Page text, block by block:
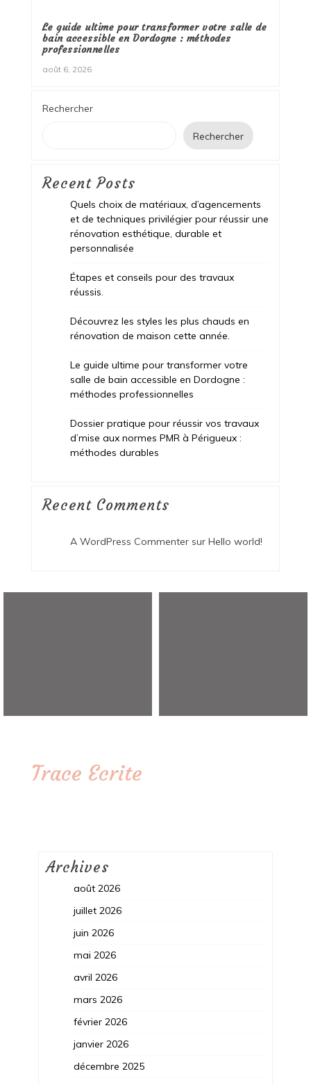
Le guide ultime pour transformer votre salle de
bain accessible en Dordogne : méthodes
professionnelles
août 6, 2026
Rechercher
Rechercher
Recent Posts
Quels choix de matériaux, d’agencements
et de techniques privilégier pour réussir une
rénovation esthétique, durable et
personnalisée
Étapes et conseils pour des travaux
réussis.
Découvrez les styles les plus chauds en
rénovation de maison cette année.
Le guide ultime pour transformer votre
salle de bain accessible en Dordogne :
méthodes professionnelles
Dossier pratique pour réussir vos travaux
d’mise aux normes PMR à Périgueux :
méthodes durables
Recent Comments
A WordPress Commentersur Hello world!
Trace Ecrite
Archives
août 2026
juillet 2026
juin 2026
mai 2026
avril 2026
mars 2026
février 2026
janvier 2026
décembre 2025